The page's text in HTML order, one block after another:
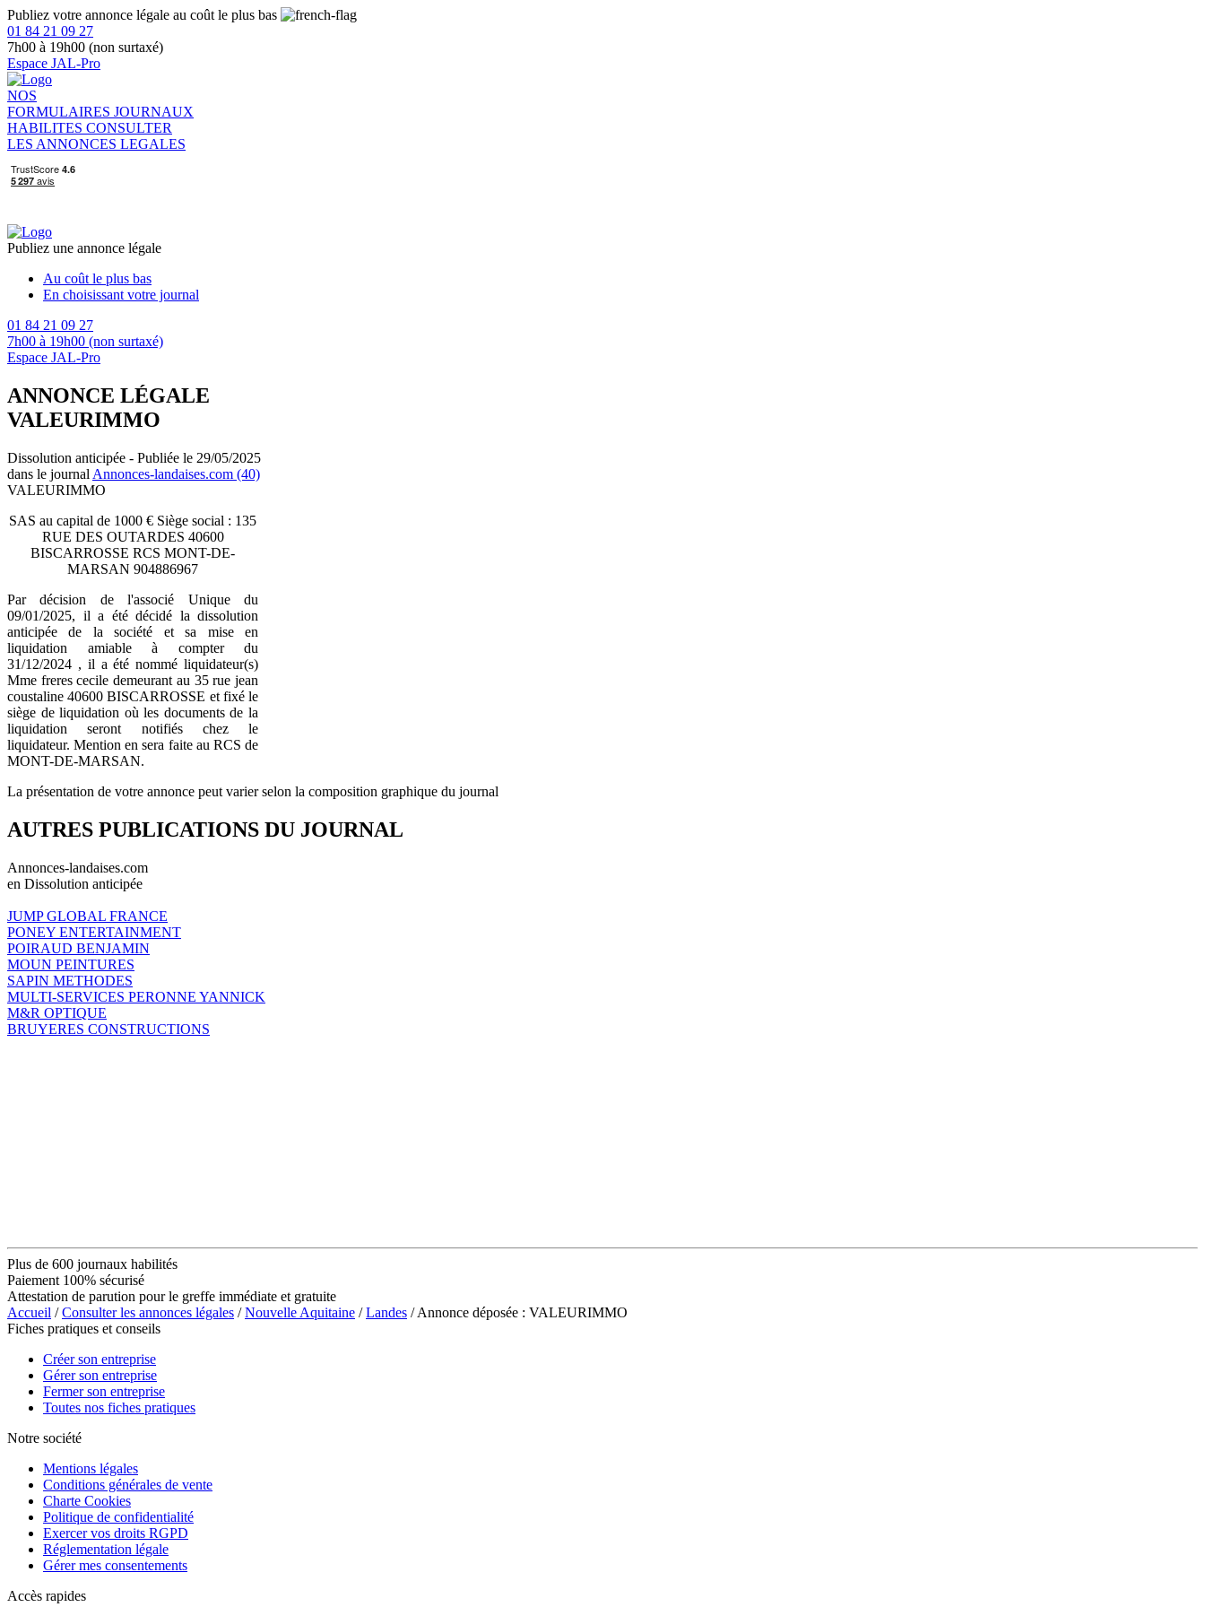
Publiez votre annonce légale au coût le plus bas
01 84 21 09 27
7h00 à 19h00 (non surtaxé)
Espace JAL-Pro
NOS
FORMULAIRES JOURNAUX
HABILITES CONSULTER
LES ANNONCES LEGALES
Publiez une annonce légale
Au coût le plus bas
En choisissant votre journal
01 84 21 09 27
7h00 à 19h00 (non surtaxé)
Espace JAL-Pro
ANNONCE LÉGALE
VALEURIMMO
Dissolution anticipée - Publiée le 29/05/2025
dans le journal Annonces-landaises.com (40)
VALEURIMMO
SAS au capital de 1000 € Siège social : 135
RUE DES OUTARDES 40600
BISCARROSSE RCS MONT-DE-
MARSAN 904886967
Par décision de l'associé Unique du
09/01/2025, il a été décidé la dissolution
anticipée de la société et sa mise en
liquidation amiable à compter du
31/12/2024 , il a été nommé liquidateur(s)
Mme freres cecile demeurant au 35 rue jean
coustaline 40600 BISCARROSSE et fixé le
siège de liquidation où les documents de la
liquidation seront notifiés chez le
liquidateur. Mention en sera faite au RCS de
MONT-DE-MARSAN.
La présentation de votre annonce peut varier selon la composition graphique du journal
AUTRES PUBLICATIONS DU JOURNAL
Annonces-landaises.com
en Dissolution anticipée
JUMP GLOBAL FRANCE
PONEY ENTERTAINMENT
POIRAUD BENJAMIN
MOUN PEINTURES
SAPIN METHODES
MULTI-SERVICES PERONNE YANNICK
M&R OPTIQUE
BRUYERES CONSTRUCTIONS
Plus de 600 journaux habilités
Paiement 100% sécurisé
Attestation de parution pour le greffe immédiate et gratuite
Accueil /Consulter les annonces légales /Nouvelle Aquitaine /Landes / Annonce déposée : VALEURIMMO
Fiches pratiques et conseils
Créer son entreprise
Gérer son entreprise
Fermer son entreprise
Toutes nos fiches pratiques
Notre société
Mentions légales
Conditions générales de vente
Charte Cookies
Politique de confidentialité
Exercer vos droits RGPD
Réglementation légale
Gérer mes consentements
Accès rapides